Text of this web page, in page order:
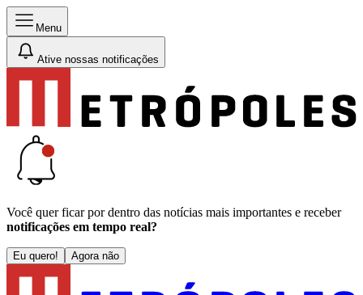
Menu
Ative nossas notificações
Você quer ficar por dentro das notícias mais importantes e receber
notificações em tempo real?
Eu quero! Agora não